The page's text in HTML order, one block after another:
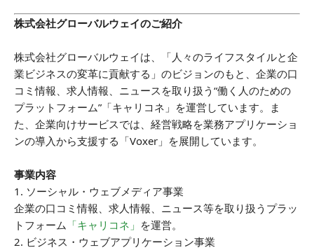
株式会社グローバルウェイのご紹介
株式会社グローバルウェイは、「人々のライフスタイルと企
業ビジネスの変革に貢献する」のビジョンのもと、企業の口
コミ情報、求人情報、ニュースを取り扱う“働く人のための
プラットフォーム”「キャリコネ」を運営しています。ま
た、企業向けサービスでは、経営戦略を業務アプリケーショ
ンの導入から支援する「Voxer」を展開しています。
事業内容
1. ソーシャル・ウェブメディア事業
企業の口コミ情報、求人情報、ニュース等を取り扱うプラッ
トフォーム 「キャリコネ」 を運営。
2. ビジネス・ウェブアプリケーション事業